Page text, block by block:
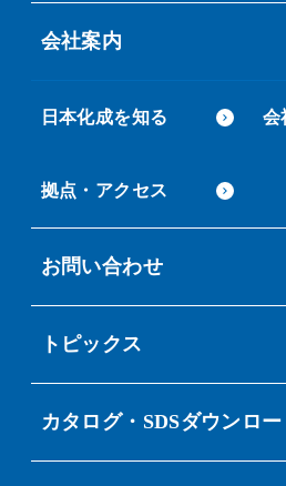
会社案内
日本化成を知る 会
拠点・アクセス
お問い合わせ
トピックス
カタログ・SDSダウンロー